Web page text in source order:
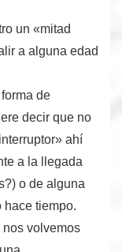
un «mitad
a alguna edad
de
decir que no
ahí
a la llegada
o de alguna
hace tiempo.
nos volvemos